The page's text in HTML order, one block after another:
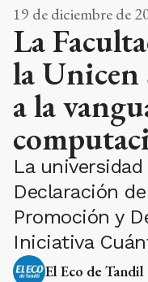
19 de diciembre de
La
la Unicen
a la
La
Declaración
Promoción y
Iniciativa
El Eco de Tandil